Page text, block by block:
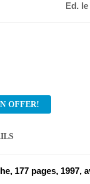
Ed.
OFFER!
177 pages, 1997,